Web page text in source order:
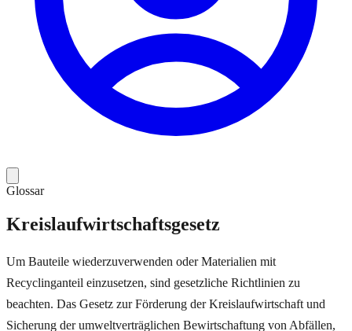
Glossar
Kreislaufwirtschaftsgesetz
Um Bauteile wiederzuverwenden oder Materialien mit
Recyclinganteil einzusetzen, sind gesetzliche Richtlinien zu
beachten. Das Gesetz zur Förderung der Kreislaufwirtschaft und
Sicherung der umweltverträglichen Bewirtschaftung von Abfällen,